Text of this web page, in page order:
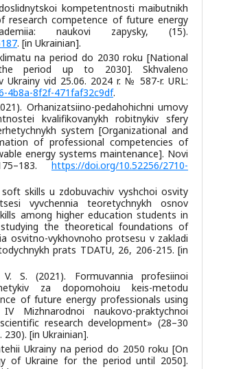
kompetentnosti maibutnikh
research competence of future energy
naukovi zapysky, (15).
. [in Ukrainian].
na period do 2030 roku [National
period up to 2030]. Skhvaleno
vid 25.06. 2024 r. № 587-r. URL:
4b8a-8f2f-471faf32c9df.
Orhanizatsiino-pedahohichni umovy
kvalifikovanykh robitnykiv sfery
system [Organizational and
of professional competencies of
energy systems maintenance]. Novi
https://doi.org/10.52256/2710-
skills u zdobuvachiv vyshchoi osvity
vyvchennia teoretychnykh osnov
among higher education students in
the theoretical foundations of
osvitno-vykhovnoho protsesu v zakladi
prats TDATU, 26, 206-215. [in
S. (2021). Formuvannia profesiinoi
za dopomohoiu keis-metodu
of future energy professionals using
naukovo-praktychnoi
research development» (28–30
230). [in Ukrainian].
Ukrainy na period do 2050 roku [On
of Ukraine for the period until 2050].